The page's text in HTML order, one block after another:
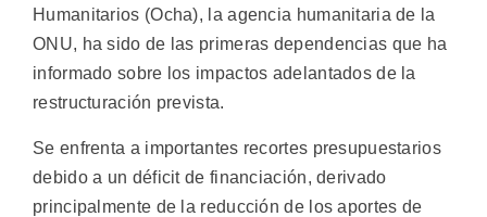
Humanitarios (Ocha), la agencia humanitaria de la
ONU, ha sido de las primeras dependencias que ha
informado sobre los impactos adelantados de la
restructuración prevista.
Se enfrenta a importantes recortes presupuestarios
debido a un déficit de financiación, derivado
principalmente de la reducción de los aportes de